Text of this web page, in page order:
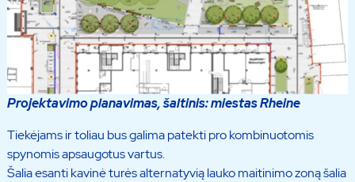
Projektavimo planavimas, šaltinis: miestas Rheine
Tiekėjams ir toliau bus galima patekti pro kombinuotomis
spynomis apsaugotus vartus.
Šalia esanti kavinė turės alternatyvią lauko maitinimo zoną šalia